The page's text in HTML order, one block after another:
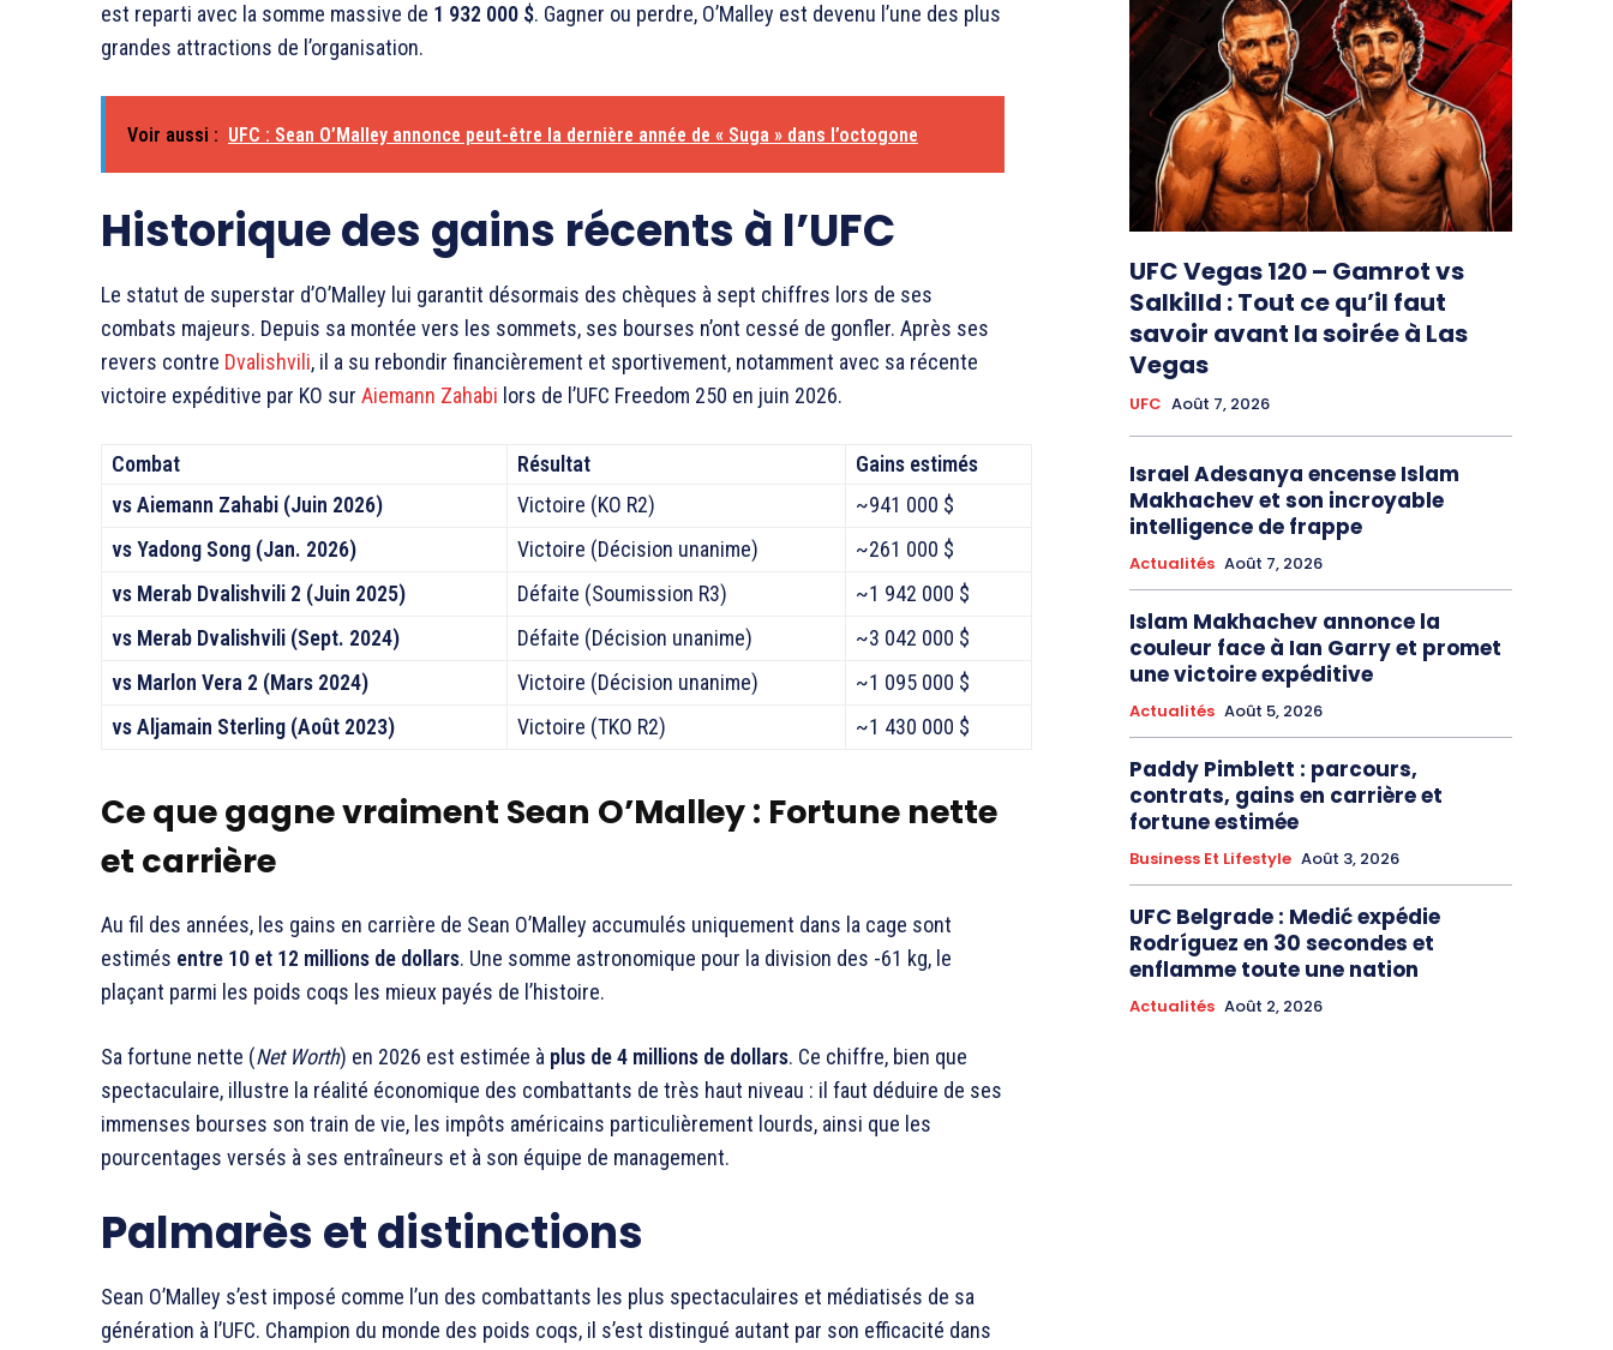
est reparti avec la somme massive de 1 932 000 $. Gagner ou perdre, O’Malley est devenu l’une des plus
grandes attractions de l’organisation.
Voir aussi : UFC : Sean O’Malley annonce peut-être la dernière année de « Suga » dans l’octogone
Historique des gains récents à l’UFC
Le statut de superstar d’O’Malley lui garantit désormais des chèques à sept chiffres lors de ses
combats majeurs. Depuis sa montée vers les sommets, ses bourses n’ont cessé de gonfler. Après ses
revers contre Dvalishvili, il a su rebondir financièrement et sportivement, notamment avec sa récente
victoire expéditive par KO sur Aiemann Zahabi lors de l’UFC Freedom 250 en juin 2026.
Combat Résultat
Gains estimés
vs Aiemann Zahabi (Juin 2026)
Victoire (KO R2)
~941 000 $
vs Yadong Song (Jan. 2026)
Victoire (Décision unanime)
~261 000 $
vs Merab Dvalishvili 2 (Juin 2025)
Défaite (Soumission R3)
~1 942 000 $
vs Merab Dvalishvili (Sept. 2024)
Défaite (Décision unanime)
~3 042 000 $
vs Marlon Vera 2 (Mars 2024)
Victoire (Décision unanime)
~1 095 000 $
vs Aljamain Sterling (Août 2023)
Victoire (TKO R2) ~1 430 000 $
Ce que gagne vraiment Sean O’Malley : Fortune nette
et carrière
Au fil des années, les gains en carrière de Sean O’Malley accumulés uniquement dans la cage sont
estimés entre 10 et 12 millions de dollars. Une somme astronomique pour la division des -61 kg, le
plaçant parmi les poids coqs les mieux payés de l’histoire.
Sa fortune nette (Net Worth) en 2026 est estimée à plus de 4 millions de dollars. Ce chiffre, bien que
spectaculaire, illustre la réalité économique des combattants de très haut niveau : il faut déduire de ses
immenses bourses son train de vie, les impôts américains particulièrement lourds, ainsi que les
pourcentages versés à ses entraîneurs et à son équipe de management.
Palmarès et distinctions
Sean O’Malley s’est imposé comme l’un des combattants les plus spectaculaires et médiatisés de sa
génération à l’UFC. Champion du monde des poids coqs, il s’est distingué autant par son efficacité dans
UFC Vegas 120 – Gamrot vs
Salkilld : Tout ce qu’il faut
savoir avant la soirée à Las
Vegas
UFC Août 7, 2026
Israel Adesanya encense Islam
Makhachev et son incroyable
intelligence de frappe
Actualités Août 7, 2026
Islam Makhachev annonce la
couleur face à Ian Garry et promet
une victoire expéditive
Actualités Août 5, 2026
Paddy Pimblett : parcours,
contrats, gains en carrière et
fortune estimée
Business Et Lifestyle Août 3, 2026
UFC Belgrade : Medić expédie
Rodríguez en 30 secondes et
enflamme toute une nation
Actualités Août 2, 2026